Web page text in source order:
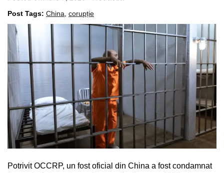
Post Tags: China, corupție
Potrivit OCCRP, un fost oficial din China a fost condamnat